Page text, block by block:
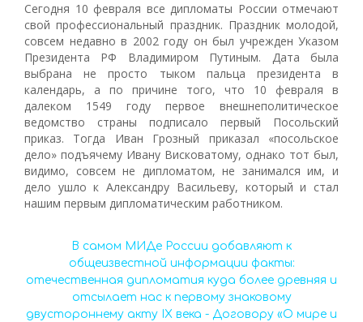
Сегодня 10 февраля все дипломаты России отмечают
свой профессиональный праздник. Праздник молодой,
совсем недавно в 2002 году он был учрежден Указом
Президента РФ Владимиром Путиным. Дата была
выбрана не просто тыком пальца президента в
календарь, а по причине того, что 10 февраля в
далеком 1549 году первое внешнеполитическое
ведомство страны подписало первый Посольский
приказ. Тогда Иван Грозный приказал «посольское
дело» подъячему Ивану Висковатому, однако тот был,
видимо, совсем не дипломатом, не занимался им, и
дело ушло к Александру Васильеву, который и стал
нашим первым дипломатическим работником.
В самом МИДе России добавляют к
общеизвестной информации факты:
отечественная дипломатия куда более древняя и
отсылает нас к первому знаковому
двустороннему акту IX века - Договору «О мире и